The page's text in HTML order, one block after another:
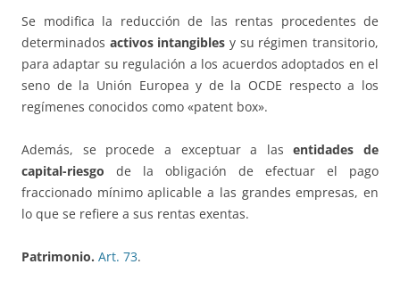
Se modifica la reducción de las rentas procedentes de
determinados activos intangibles y su régimen transitorio,
para adaptar su regulación a los acuerdos adoptados en el
seno de la Unión Europea y de la OCDE respecto a los
regímenes conocidos como «patent box».
Además, se procede a exceptuar a lasentidades de
capital-riesgo de la obligación de efectuar el pago
fraccionado mínimo aplicable a las grandes empresas, en
lo que se refiere a sus rentas exentas.
Patrimonio. Art. 73.